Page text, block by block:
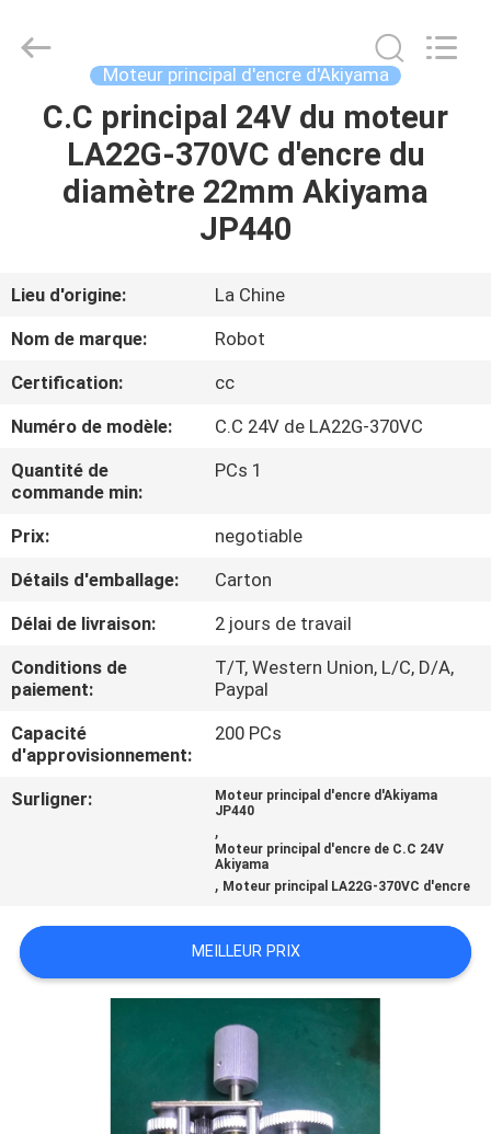
MAISON
PRODUITS
SUJET
DE
NOUS
VISITE
D'USINE
CONTRÔLE
DE
QUALITÉ
CONTACTEZ-
NOUS
DEMANDEZ
PLAN
DU
Robot
Automation
Reserved.
Moteur principal d'encre d'Akiyama
C.C principal 24V du moteur
LA22G-370VC d'encre du
diamètre 22mm Akiyama
JP440
Lieu d'origine:
La Chine
Nom de marque:
Robot
Certification:
cc
Numéro de modèle:
C.C 24V de LA22G-370VC
Quantité de
commande min:
PCs 1
Prix:
negotiable
Détails d'emballage:
Carton
Délai de livraison:
2 jours de travail
Conditions de
paiement:
T/T, Western Union, L/C, D/A,
Paypal
Capacité
d'approvisionnement:
200 PCs
Surligner:
Moteur principal d'encre d'Akiyama
JP440
,
Moteur principal d'encre de C.C 24V
Akiyama
, Moteur principal LA22G-370VC d'encre
MEILLEUR PRIX